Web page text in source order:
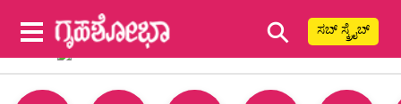
⚲ ಸಬ್ ಸ್ಕ್ರೈಬ್